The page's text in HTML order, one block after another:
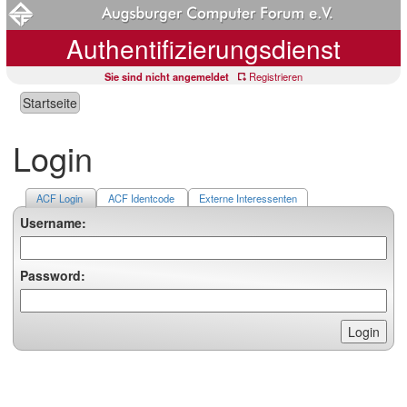
Authentifizierungsdienst
Sie sind nicht angemeldet Registrieren
Startseite
Login
ACF Login ACF Identcode Externe Interessenten
Username:
Password: